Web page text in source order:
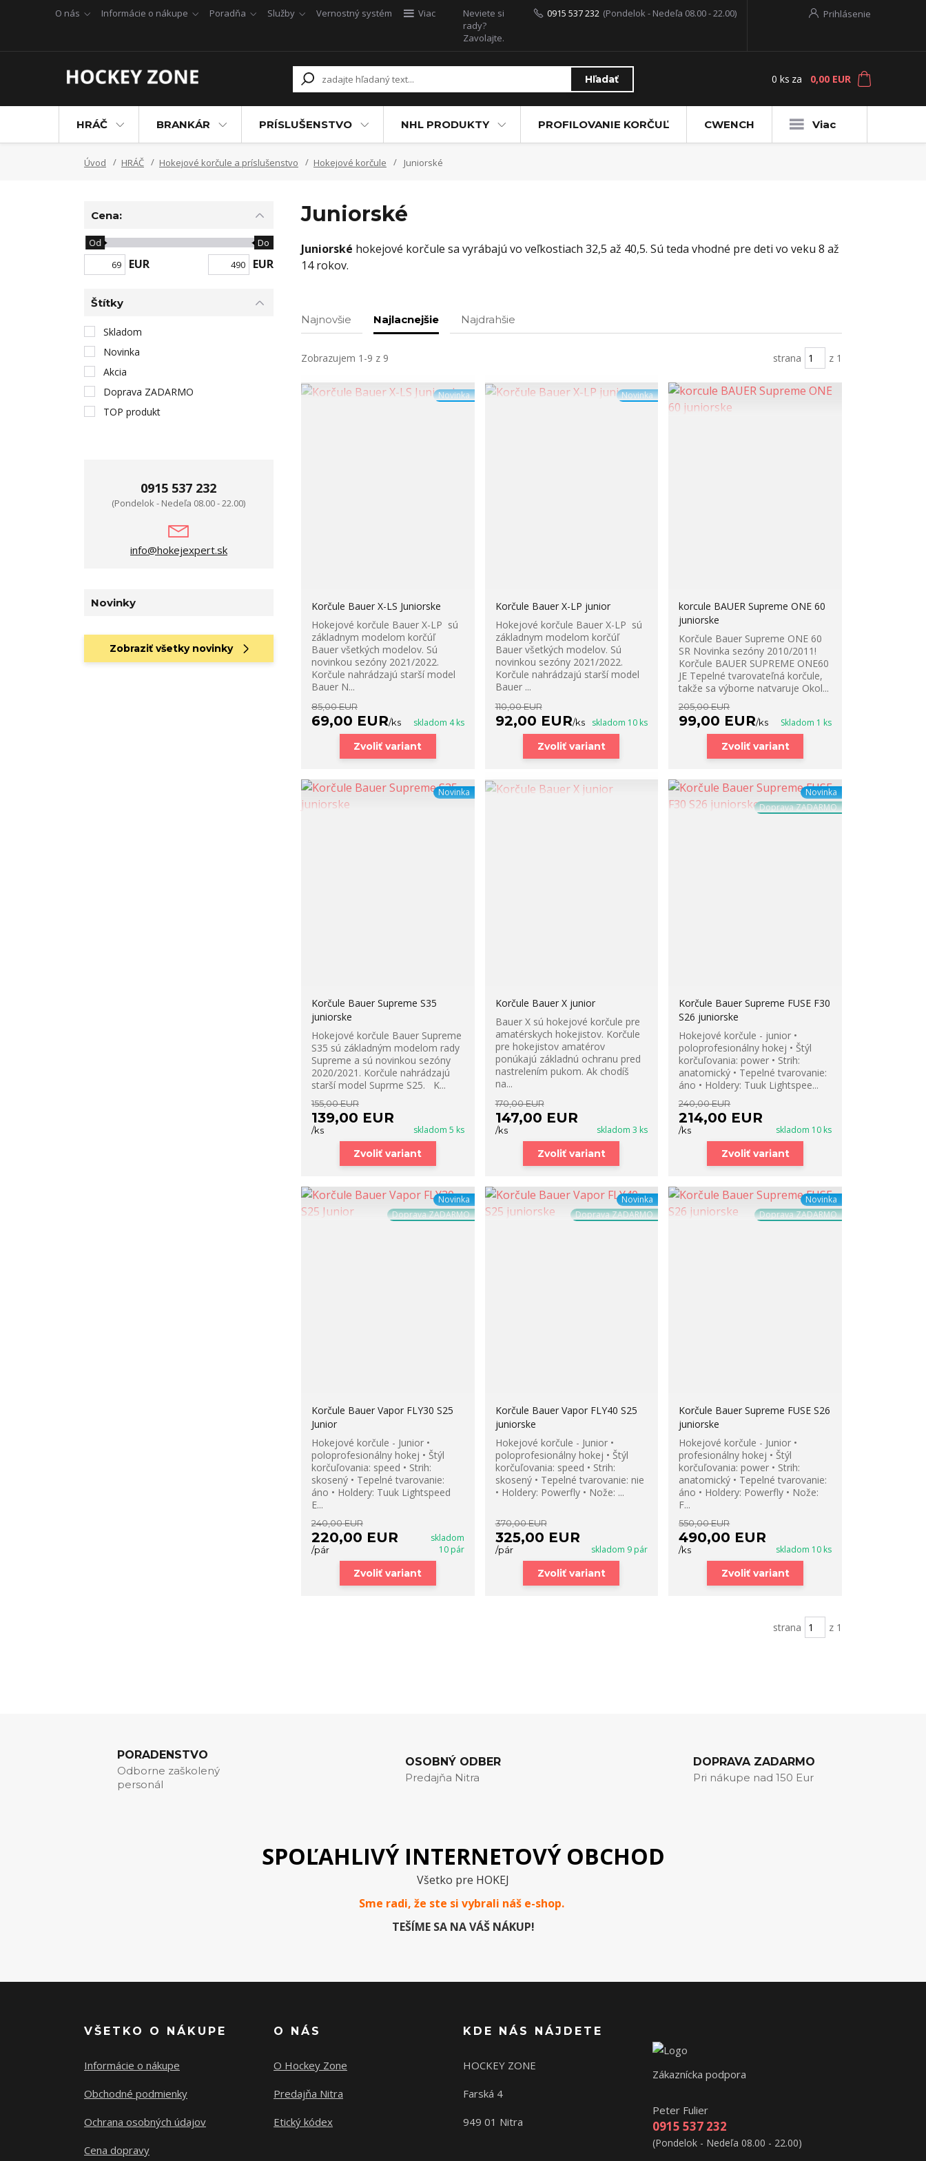
O nás Informácie o nákupe Poradňa Služby Vernostný systém Viac Prihlásenie
Hľadať
Neviete si
rady?
Zavolajte.
0915 537 232 (Pondelok - Nedeľa 08.00 - 22.00)
0 ks za 0,00 EUR
HRÁČ BRANKÁR PRÍSLUŠENSTVO NHL PRODUKTY PROFILOVANIE KORČUĽ CWENCH Viac
Úvod HRÁČ Hokejové korčule a príslušenstvo Hokejové korčule Juniorské
Juniorské
Juniorské hokejové korčule sa vyrábajú vo veľkostiach 32,5 až 40,5. Sú teda vhodné pre deti vo veku 8 až
14 rokov.
Najnovšie Najlacnejšie Najdrahšie
Zobrazujem 1-9 z 9 strana z 1
Novinka
Korčule Bauer X-LS Juniorske
Hokejové korčule Bauer X-LP sú
základnym modelom korčúľ
Bauer všetkých modelov. Sú
novinkou sezóny 2021/2022.
Korčule nahrádzajú starší model
Bauer N...
85,00 EUR
69,00 EUR/ks skladom 4 ks
Zvoliť variant
Novinka
Korčule Bauer X-LP junior
Hokejové korčule Bauer X-LP sú
základnym modelom korčúľ
Bauer všetkých modelov. Sú
novinkou sezóny 2021/2022.
Korčule nahrádzajú starší model
Bauer ...
110,00 EUR
92,00 EUR/ks skladom 10 ks
Zvoliť variant
korcule BAUER Supreme ONE 60
juniorske
Korčule Bauer Supreme ONE 60
SR Novinka sezóny 2010/2011!
Korčule BAUER SUPREME ONE60
JE Tepelné tvarovateľná korčule,
takže sa výborne natvaruje Okol...
205,00 EUR
99,00 EUR/ks Skladom 1 ks
Zvoliť variant
Novinka
Korčule Bauer Supreme S35
juniorske
Hokejové korčule Bauer Supreme
S35 sú základným modelom rady
Supreme a sú novinkou sezóny
2020/2021. Korčule nahrádzajú
starší model Suprme S25. K...
155,00 EUR
139,00 EUR
/ks skladom 5 ks
Zvoliť variant
Korčule Bauer X junior
Bauer X sú hokejové korčule pre
amatérskych hokejistov. Korčule
pre hokejistov amatérov
ponúkajú základnú ochranu pred
nastrelením pukom. Ak chodíš
na...
170,00 EUR
147,00 EUR
/ks skladom 3 ks
Zvoliť variant
Novinka
Doprava ZADARMO
Korčule Bauer Supreme FUSE F30
S26 juniorske
Hokejové korčule - junior •
poloprofesionálny hokej • Štýl
korčuľovania: power • Strih:
anatomický • Tepelné tvarovanie:
áno • Holdery: Tuuk Lightspee...
240,00 EUR
214,00 EUR
/ks skladom 10 ks
Zvoliť variant
Novinka
Doprava ZADARMO
Korčule Bauer Vapor FLY30 S25
Junior
Hokejové korčule - Junior •
poloprofesionálny hokej • Štýl
korčuľovania: speed • Strih:
skosený • Tepelné tvarovanie:
áno • Holdery: Tuuk Lightspeed
E...
240,00 EUR
220,00 EUR
/pár
skladom
10 pár
Zvoliť variant
Novinka
Doprava ZADARMO
Korčule Bauer Vapor FLY40 S25
juniorske
Hokejové korčule - Junior •
poloprofesionálny hokej • Štýl
korčuľovania: speed • Strih:
skosený • Tepelné tvarovanie: nie
• Holdery: Powerfly • Nože: ...
370,00 EUR
325,00 EUR
/pár skladom 9 pár
Zvoliť variant
Novinka
Doprava ZADARMO
Korčule Bauer Supreme FUSE S26
juniorske
Hokejové korčule - Junior •
profesionálny hokej • Štýl
korčuľovania: power • Strih:
anatomický • Tepelné tvarovanie:
áno • Holdery: Powerfly • Nože:
F...
550,00 EUR
490,00 EUR
/ks skladom 10 ks
Zvoliť variant
strana z 1
Cena:
EUR
Od Do
EUR
Štítky
Skladom
Novinka
Akcia
Doprava ZADARMO
TOP produkt
0915 537 232
(Pondelok - Nedeľa 08.00 - 22.00)
info@hokejexpert.sk
Novinky
Zobraziť všetky novinky
PORADENSTVO
Odborne zaškolený
personál
OSOBNÝ ODBER
Predajňa Nitra
DOPRAVA ZADARMO
Pri nákupe nad 150 Eur
SPOĽAHLIVÝ INTERNETOVÝ OBCHOD
Všetko pre HOKEJ
Sme radi, že ste si vybrali náš e-shop.
TEŠÍME SA NA VÁŠ NÁKUP!
VŠETKO O NÁKUPE
Informácie o nákupe
Obchodné podmienky
Ochrana osobných údajov
Cena dopravy
O NÁS
O Hockey Zone
Predajňa Nitra
Etický kódex
KDE NÁS NÁJDETE
HOCKEY ZONE
Farská 4
949 01 Nitra
Zákaznícka podpora
Peter Fulier
0915 537 232
(Pondelok - Nedeľa 08.00 - 22.00)